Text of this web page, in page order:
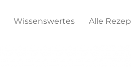
Wissenswertes Alle